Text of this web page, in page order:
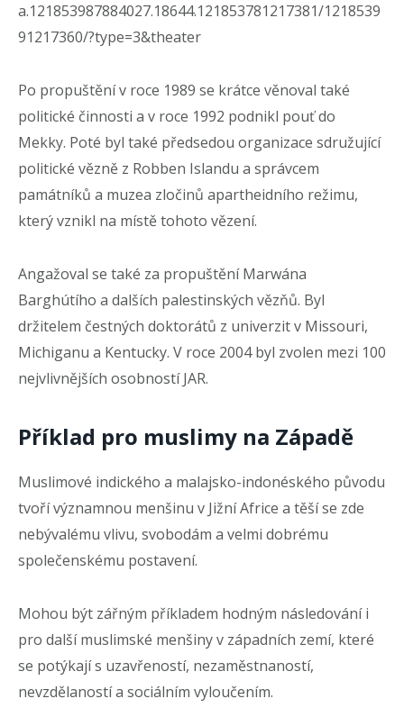
a.121853987884027.18644.121853781217381/1218539
91217360/?type=3&theater
Po propuštění v roce 1989 se krátce věnoval také
politické činnosti a v roce 1992 podnikl pouť do
Mekky. Poté byl také předsedou organizace sdružující
politické vězně z Robben Islandu a správcem
památníků a muzea zločinů apartheidního režimu,
který vznikl na místě tohoto vězení.
Angažoval se také za propuštění Marwána
Barghútího a dalších palestinských vězňů. Byl
držitelem čestných doktorátů z univerzit v Missouri,
Michiganu a Kentucky. V roce 2004 byl zvolen mezi 100
nejvlivnějších osobností JAR.
Příklad pro muslimy na Západě
Muslimové indického a malajsko-indonéského původu
tvoří významnou menšinu v Jižní Africe a těší se zde
nebývalému vlivu, svobodám a velmi dobrému
společenskému postavení.
Mohou být zářným příkladem hodným následování i
pro další muslimské menšiny v západních zemí, které
se potýkají s uzavřeností, nezaměstnaností,
nevzdělaností a sociálním vyloučením.